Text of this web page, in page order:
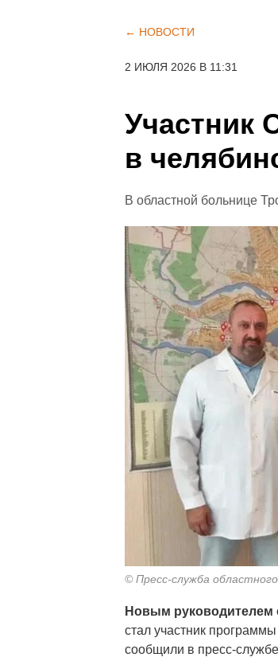
← НОВОСТИ
2 ИЮЛЯ 2026 В 11:31
Участник
в
В областной больнице
© Пресс-служба
Новым руководителем
стал участник
сообщили в пресс-